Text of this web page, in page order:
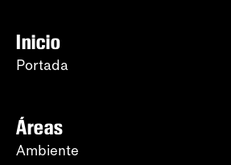
Inicio
Portada
Áreas
Ambiente